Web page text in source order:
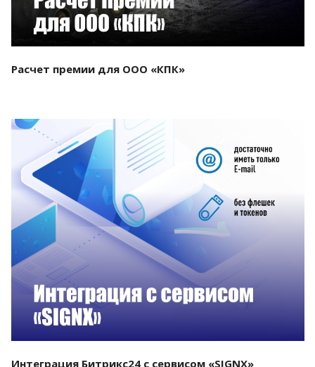
Расчет премии для ООО «КПК»
Смотреть проект
Интеграция Битрикс24 с сервисом «SIGNX»